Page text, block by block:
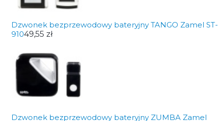
Dzwonek bezprzewodowy bateryjny TANGO Zamel ST-
91049,55 zł
Dzwonek bezprzewodowy bateryjny ZUMBA Zamel